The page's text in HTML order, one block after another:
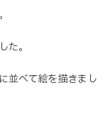
。
並べて絵を描きまし